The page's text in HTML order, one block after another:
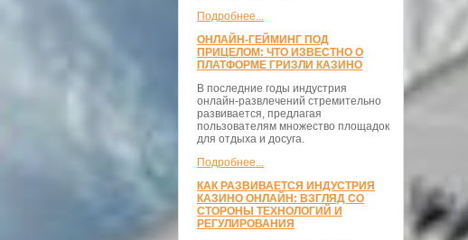
Подробнее...
ОНЛАЙН-ГЕЙМИНГ ПОД
ПРИЦЕЛОМ: ЧТО ИЗВЕСТНО О
ПЛАТФОРМЕ ГРИЗЛИ КАЗИНО
В последние годы индустрия
онлайн-развлечений стремительно
развивается, предлагая
пользователям множество площадок
для отдыха и досуга.
Подробнее...
КАК РАЗВИВАЕТСЯ ИНДУСТРИЯ
КАЗИНО ОНЛАЙН: ВЗГЛЯД СО
СТОРОНЫ ТЕХНОЛОГИЙ И
РЕГУЛИРОВАНИЯ